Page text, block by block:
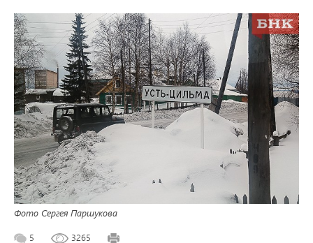
Фото Сергея Паршукова
5 3265